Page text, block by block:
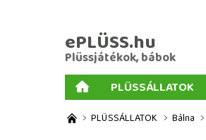
ePLÜSS.hu
Plüssjátékok, bábok
PLÜSSÁLLATOK
AJÁNDÉKOK PLÜSSÖKHÖZ
MENNYISÉGI
PLÜSSÁLLATOK Bálna